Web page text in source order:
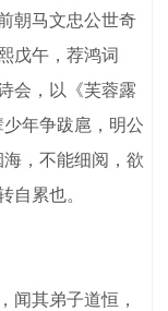
朝马文忠公世奇
戊午，荐鸿词
会，以《芙蓉露
年争跋扈，明公
，不能细阅，欲
自累也。
其弟子道恒，